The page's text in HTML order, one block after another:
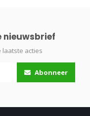
nieuwsbrief
laatste acties
Abonneer